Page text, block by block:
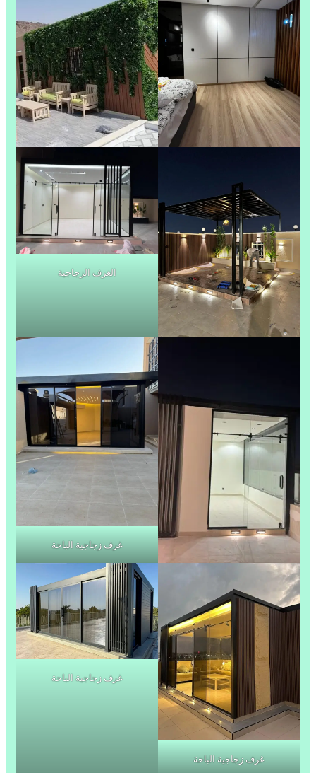
الغرف الزجاجية
غرف زجاجية الباحة
غرف زجاجية الباحة
غرف زجاجية الباحة